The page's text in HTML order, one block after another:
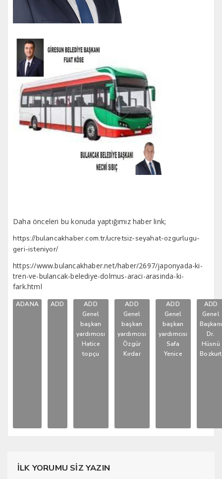
Daha önceleri bu konuda yaptığımız haber link;
https://bulancakhaber.com.tr/ucretsiz-seyahat-ozgurlugu-
geri-isteniyor/
https://www.bulancakhaber.net/haber/2697/japonyada-ki-
tren-ve-bulancak-belediye-dolmus-araci-arasinda-ki-
fark.html
ADANA ADD
ADD
Genel
başkan
yardımcısı
Hatice
topçu
ADD
Genel
başkan
yardımcısı
Özgür
Kırdar
ADD
Genel
başkan
yardımcısı
Safa
Yenice
ADD
Genel
Başkanı
Dr.
Hüsnü
Bozkurt
İLK YORUMU SİZ YAZIN